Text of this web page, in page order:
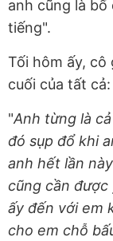
anh cũng là bố
tiếng".
Tối hôm ấy,
cuối của tất cả:
"Anh từng là
đó sụp đổ khi
anh hết lần
cũng cần được
ấy đến với em
cho em chỗ